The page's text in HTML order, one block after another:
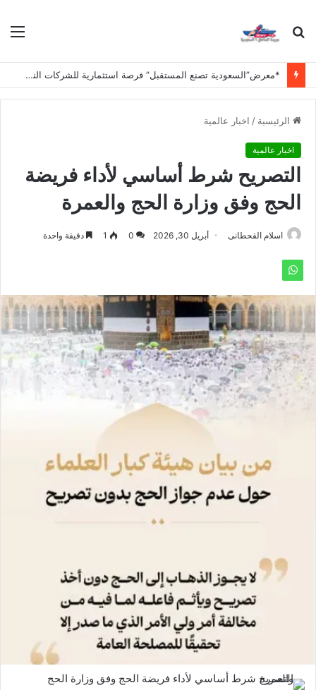
بحث
*معرض”السعودية تصنع المستقبل” فرصة استثمارية للشركات الناشئة في قطاعات الذكاء الاصطناعي وربطها بالشركات العالمية*
الرئيسية / اخبار عالمية
اخبار عالمية
التصريح شرط أساسي لأداء فريضة
الحج وفق وزارة الحج والعمرة
اسلام القحطانى أبريل 30, 2026 0
1 دقيقة واحدة